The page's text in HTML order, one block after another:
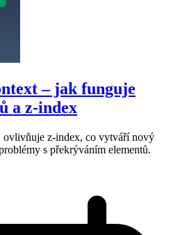
– jak funguje
a z-index
ovlivňuje z-index, co vytváří nový
s překrýváním elementů.